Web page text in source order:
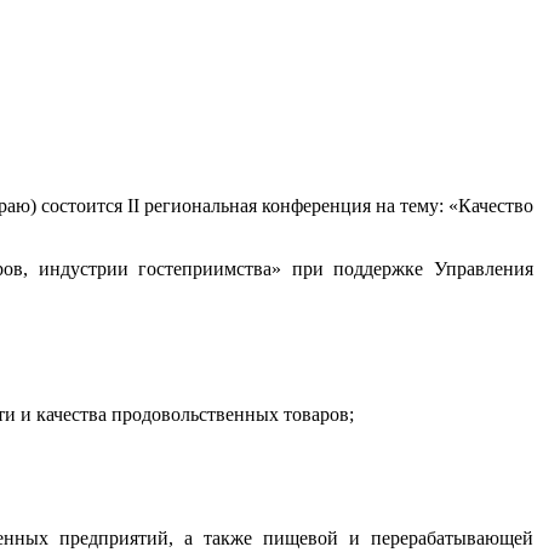
состоится II региональная конференция на тему: «Качество
индустрии гостеприимства» при поддержке Управления
качества продовольственных товаров;
предприятий, а также пищевой и перерабатывающей